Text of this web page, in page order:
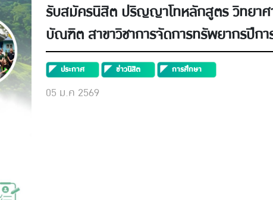
รับสมัครนิสิต ปริญญาโทหลักสูตร วิทยาศ
บัณฑิต สาขาวิชาการจัดการทรัพยากรปีก
(MRM รุ่นที่ 42)
ประกาศ ข่าวนิสิต การศึกษา
05 ม.ค 2569